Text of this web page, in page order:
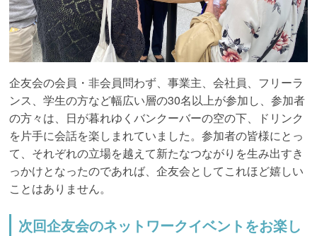
企友会の会員・非会員問わず、事業主、会社員、フリーラ
ンス、学生の方など幅広い層の30名以上が参加し、参加者
の方々は、日が暮れゆくバンクーバーの空の下、ドリンク
を片手に会話を楽しまれていました。参加者の皆様にとっ
て、それぞれの立場を越えて新たなつながりを生み出すき
っかけとなったのであれば、企友会としてこれほど嬉しい
ことはありません。
次回企友会のネットワークイベントをお楽し